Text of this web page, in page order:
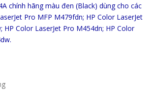
chính hãng màu đen (Black) dùng cho các
Pro MFP M479fdn; HP Color LaserJet
HP Color LaserJet Pro M454dn; HP Color